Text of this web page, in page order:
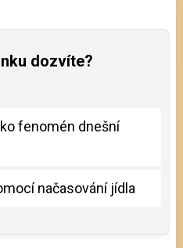
dozvíte?
fenomén dnešní
načasování jídla